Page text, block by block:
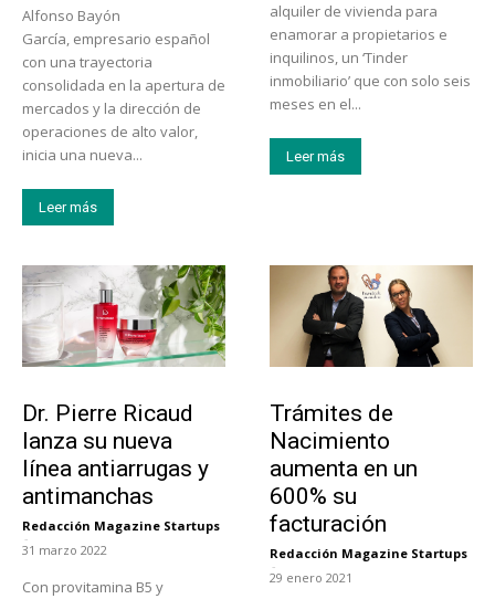
Alfonso Bayón
García, empresario español
con una trayectoria
consolidada en la apertura de
mercados y la dirección de
operaciones de alto valor,
inicia una nueva...
Leer más
alquiler de vivienda para
enamorar a propietarios e
inquilinos, un ‘Tinder
inmobiliario’ que con solo seis
meses en el...
Leer más
Dr. Pierre Ricaud
lanza su nueva
línea antiarrugas y
antimanchas
Redacción Magazine Startups
-
31 marzo 2022
Con provitamina B5 y
Trámites de
Nacimiento
aumenta en un
600% su
facturación
Redacción Magazine Startups
-
29 enero 2021